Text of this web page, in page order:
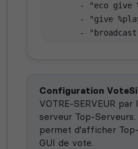
- "eco give
- "give
-
- "&7Vous
Configuration
VOTRE-SERVEUR
serveur Top-
permet d'afficher
GUI de vote.